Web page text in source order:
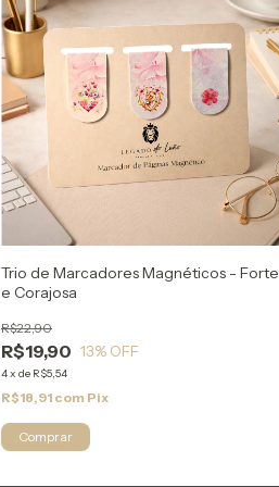
Trio de Marcadores Magnéticos - Forte
e Corajosa
R$19,90
R$22,90
13% OFF
4x de R$5,54
R$18,91 com Pix